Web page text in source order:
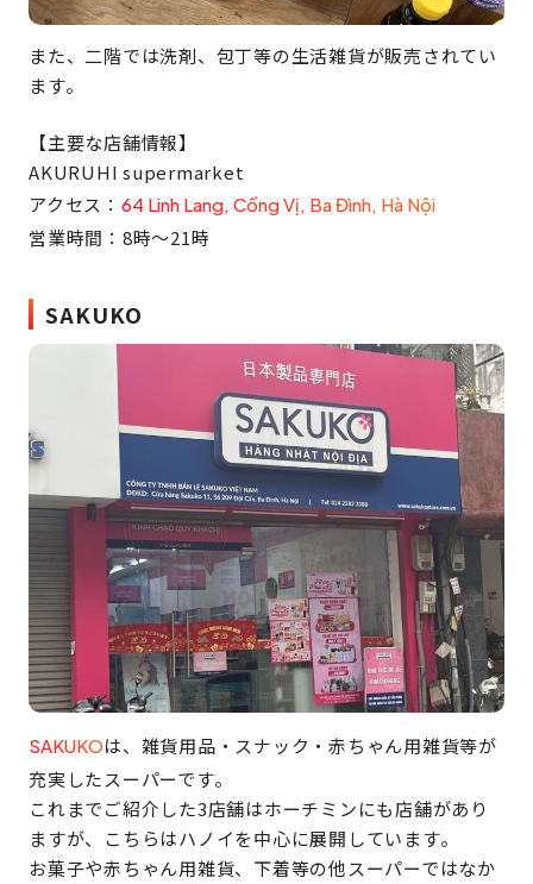
また、二階では洗剤、包丁等の生活雑貨が販売されてい
ます。
【主要な店舗情報】
AKURUHI supermarket
アクセス： 64 Linh Lang, Cống Vị, Ba Đình, Hà Nội
営業時間：8時〜21時
SAKUKO
SAKUKOは、雑貨用品・スナック・赤ちゃん用雑貨等が
充実したスーパーです。
これまでご紹介した3店舗はホーチミンにも店舗があり
ますが、こちらはハノイを中心に展開しています。
お菓子や赤ちゃん用雑貨、下着等の他スーパーではなか